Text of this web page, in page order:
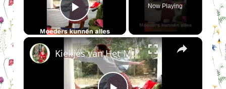
Play Video
Now Playing
×
Kiekjes van Het Moederfront